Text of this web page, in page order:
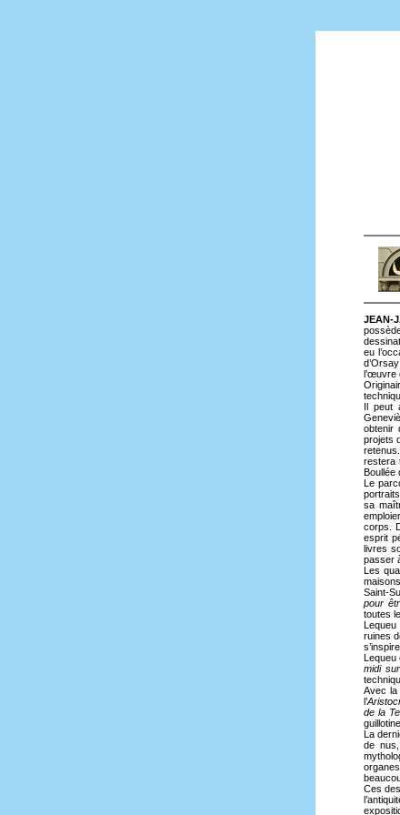
JEAN-
eu
l’œuvre
Il
obtenir
projets
restera
Boullée
Le
sa
corps.
esprit
livres
passer
Les
Saint-
pour
toutes
ruines
midi
Avec la
l’
de la
La
de
Ces